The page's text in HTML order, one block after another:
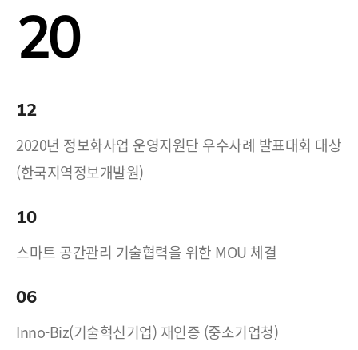
20
12
2020년 정보화사업 운영지원단 우수사례 발표대회 대상
(한국지역정보개발원)
10
스마트 공간관리 기술협력을 위한 MOU 체결
06
Inno-Biz(기술혁신기업) 재인증 (중소기업청)